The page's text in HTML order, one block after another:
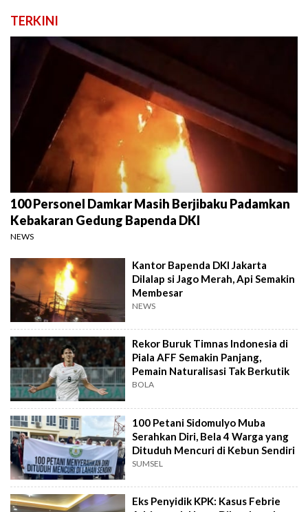
TERKINI
100 Personel Damkar Masih Berjibaku Padamkan
Kebakaran Gedung Bapenda DKI
NEWS
Kantor Bapenda DKI Jakarta
Dilalap si Jago Merah, Api Semakin
Membesar
NEWS
Rekor Buruk Timnas Indonesia di
Piala AFF Semakin Panjang,
Pemain Naturalisasi Tak Berkutik
BOLA
100 Petani Sidomulyo Muba
Serahkan Diri, Bela 4 Warga yang
Dituduh Mencuri di Kebun Sendiri
SUMSEL
Eks Penyidik KPK: Kasus Febrie